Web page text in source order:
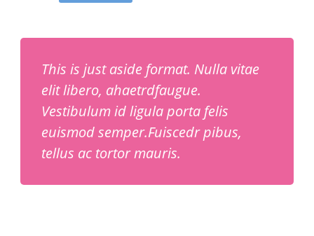
This is just aside format. Nulla vitae
elit libero, ahaetrdfaugue.
Vestibulum id ligula porta felis
euismod semper.Fuiscedr pibus,
tellus ac tortor mauris.